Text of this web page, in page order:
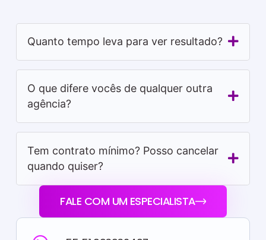
Quanto tempo leva para ver resultado?
O que difere vocês de qualquer outra
agência?
Tem contrato mínimo? Posso cancelar
quando quiser?
FALE COM UM ESPECIALISTA